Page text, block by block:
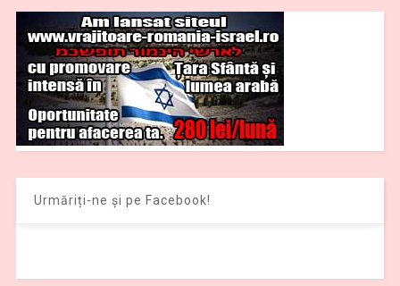
Urmăriți-ne și pe Facebook!